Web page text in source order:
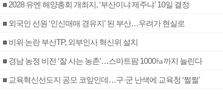
■ 2028 유엔 해양총회 개최지, ‘부산이냐 제주냐’ 10일 결정
■ 외국인 선원 ‘인신매매 경유지’ 된 부산…우려가 현실로
■ 비위 논란 부산TP, 외부인사 혁신위 설치
■ 경남 농정 비전 ‘잘 사는 농촌’…스마트팜 1000㏊까지 늘린다
■ 교육혁신선도지 공모 코앞인데…구·군 난색에 교육청 ‘쩔쩔’